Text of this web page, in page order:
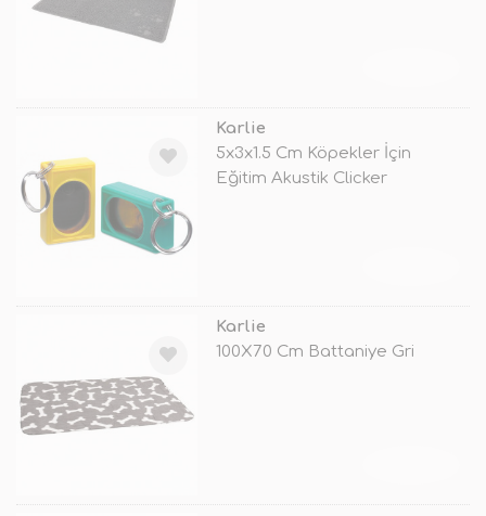
Karlie
5x3x1.5 Cm Köpekler İçin
Eğitim Akustik Clicker
Karlie
100X70 Cm Battaniye Gri